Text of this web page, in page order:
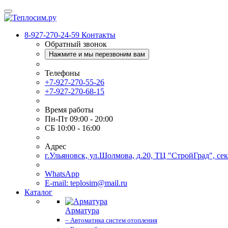
8-927-270-24-59 Контакты
Обратный звонок
Нажмите и мы перезвоним вам
Телефоны
+7-927-270-55-26
+7-927-270-68-15
Время работы
Пн-Пт 09:00 - 20:00
СБ 10:00 - 16:00
Адрес
г.Ульяновск, ул.Шолмова, д.20, ТЦ "СтройГрад",
WhatsApp
E-mail: teplosim@mail.ru
Каталог
Арматура
– Автоматика систем отопления